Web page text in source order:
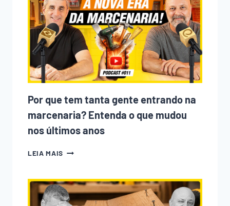
Por que tem tanta gente entrando na
marcenaria? Entenda o que mudou
nos últimos anos
LEIA MAIS POR
TANTA
GENTE
ENTRANDO